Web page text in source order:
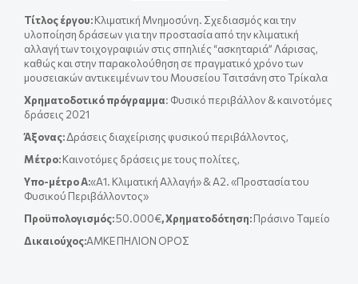
Τίτλος έργου:Κλιματική Μνημοσύνη. Σχεδιασμός και την
υλοποίηση δράσεων για την προστασία από την κλιματική
αλλαγή των τοιχογραφιών στις σπηλιές “ασκηταριά” Λάρισας,
καθώς και στην παρακολούθηση σε πραγματικό χρόνο των
μουσειακών αντικειμένων του Μουσείου Τσιτσάνη στο Τρίκαλα
Χρηματοδοτικό πρόγραμμα: Φυσικό περιβάλλον & καινοτόμες
δράσεις 2021
Άξονας:Δράσεις διαχείρισης φυσικού περιβάλλοντος,
Μέτρο:Καινοτόμες δράσεις με τους πολίτες,
Yπο-μέτρο A:«Α1. Κλιματική Αλλαγή» & A2. «Προστασία του
Φυσικού Περιβάλλοντος»
Προϋπολογισμός:50.000€, Χρηματοδότηση:Πράσινο Ταμείο
Δικαιούχος:ΑΜΚΕ ΠΗΛΙΟΝ ΟΡΟΣ